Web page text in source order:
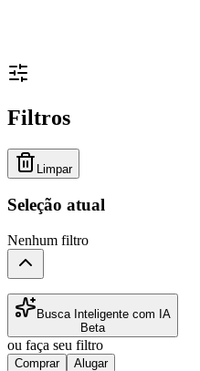
Filtros
Limpar
Seleção atual
Nenhum filtro
Busca Inteligente com IA
Beta
ou faça seu filtro
Comprar Alugar